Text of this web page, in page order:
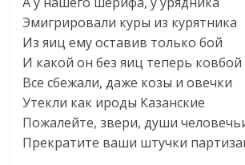
Эмигрировали куры из курятника
Из яиц ему оставив только бой
И какой он без яиц теперь ковбой
Все сбежали, даже козы и овечки
Утекли как ироды Казанские
Пожалейте, звери, души
Прекратите ваши штучки